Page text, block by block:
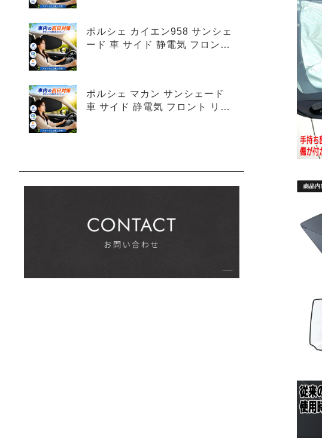
ポルシェ カイエン958 サンシェ
ード 車 サイド 静電気 フロント
ポルシェ マカン サンシェード
車 サイド 静電気 フロント リア